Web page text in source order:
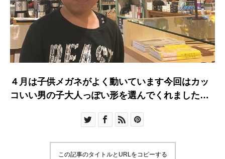
４月は子供メガネがよく動いています今回はカッ
コいい男の子大人っぽい形を選んでくれました子
けこなしてます・作りは大人用と変わらない福井
しましたね・#こどもめがね #眼鏡男子#松江メガ
この記事のタイトルとURLをコピーする